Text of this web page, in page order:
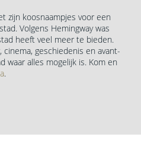
zijn koosnaampjes voor een
Volgens Hemingway was
heeft veel meer te bieden.
geschiedenis en avant-
waar alles mogelijk is. Kom en
.